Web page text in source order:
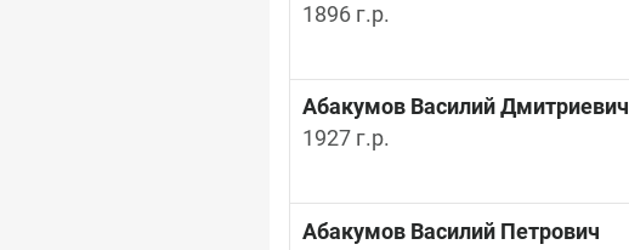
1896 г.р.
Абакумов Василий Дмитриевич
1927 г.р.
Абакумов Василий Петрович